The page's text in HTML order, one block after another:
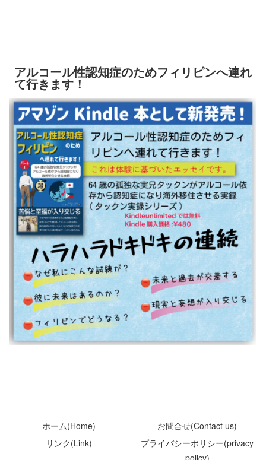
アルコール性認知症のためフィリピンへ連れ
て行きます！
ホーム(Home)
お問合せ(Contact us)
リンク(Link)
プライバシーポリシー(privacy
policy)